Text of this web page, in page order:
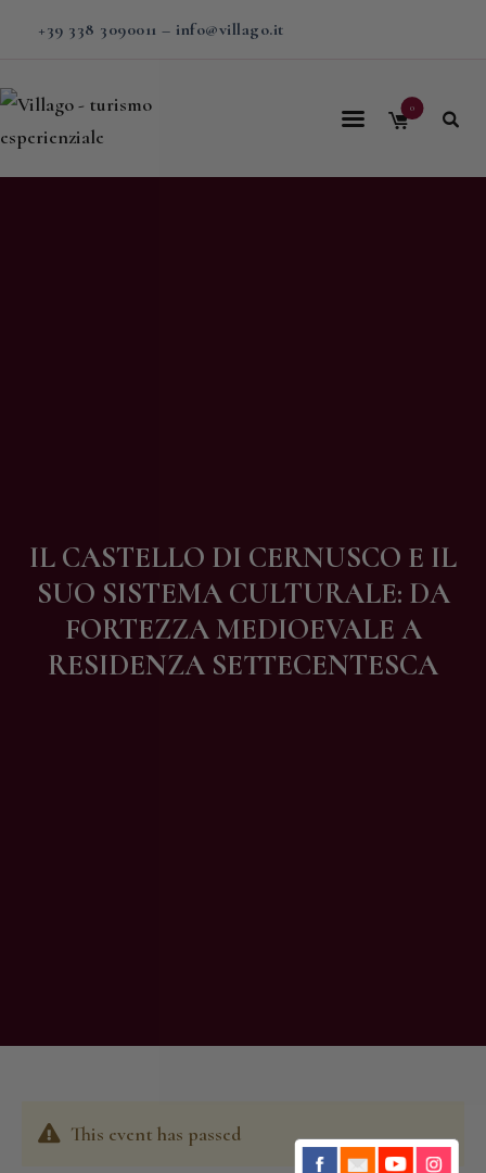
+39 338 3090011 – info@villago.it
0
IL CASTELLO DI CERNUSCO E IL
SUO SISTEMA CULTURALE: DA
FORTEZZA MEDIOEVALE A
RESIDENZA SETTECENTESCA
Home
This event has passed